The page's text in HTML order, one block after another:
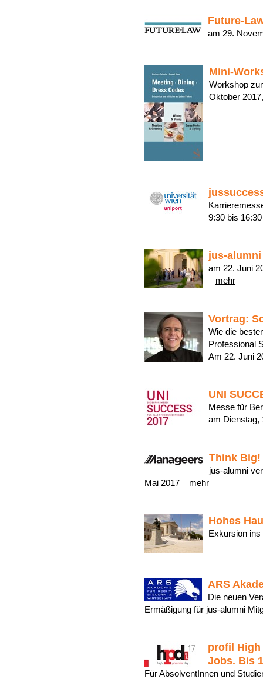
Future-
am 29.
Mini-
Workshop
Oktober
9:30 bis
jus-
am 22. Juni
mehr
Vortrag:
Wie die
Professional
Am 22. Juni
UNI
Messe für
am
Think Big!
jus-alumni
Mai 2017 mehr
Hohes
Exkursion
ARS
Die neuen
Ermäßigung für jus-alumni
profil High
Jobs. Bis
Für AbsolventInnen und